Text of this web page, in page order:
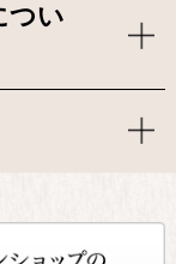
つい